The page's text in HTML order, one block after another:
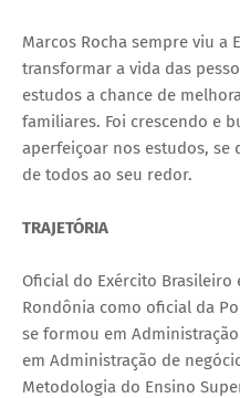
Marcos Rocha sempre viu a
transformar a vida das
estudos a chance de
familiares. Foi crescendo e
aperfeiçoar nos estudos, se
de todos ao seu redor.
TRAJETÓRIA
Oficial do Exército Brasileiro
Rondônia como oficial da
se formou em
em Administração de
Metodologia do Ensino